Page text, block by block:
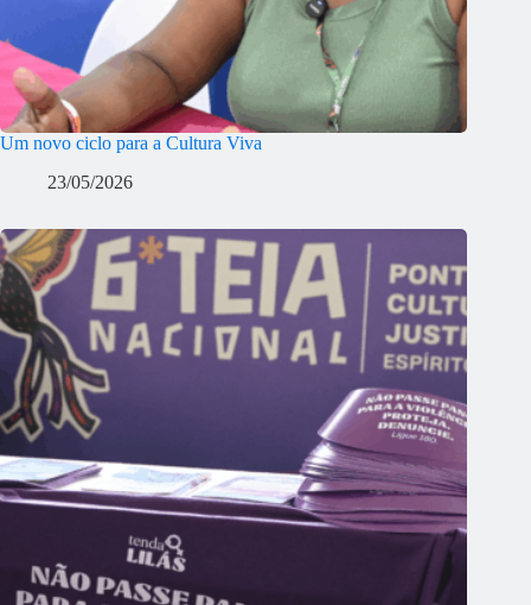
Um novo ciclo para a Cultura Viva
23/05/2026